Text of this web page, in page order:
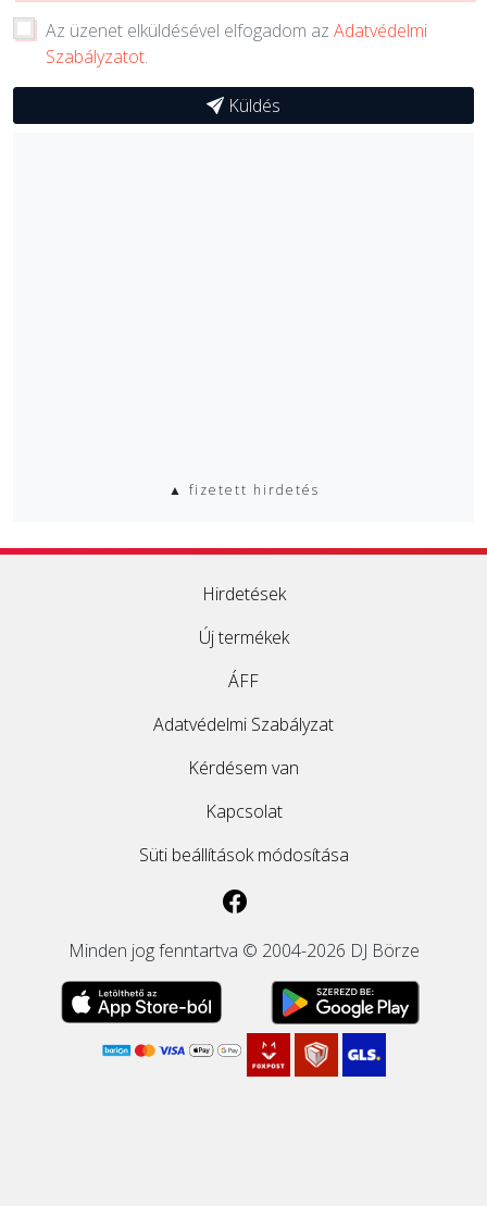
Az üzenet elküldésével elfogadom az Adatvédelmi
Szabályzatot.
Küldés
▲ fizetett hirdetés
Hirdetések
Új termékek
ÁFF
Adatvédelmi Szabályzat
Kérdésem van
Kapcsolat
Süti beállítások módosítása
Minden jog fenntartva © 2004-2026 DJ Börze